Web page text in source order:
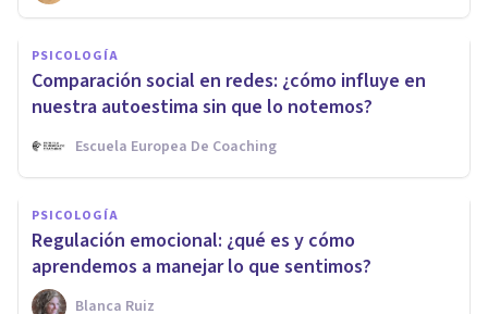
PSICOLOGÍA
Comparación social en redes: ¿cómo influye en
nuestra autoestima sin que lo notemos?
Escuela Europea De Coaching
PSICOLOGÍA
Regulación emocional: ¿qué es y cómo
aprendemos a manejar lo que sentimos?
Blanca Ruiz